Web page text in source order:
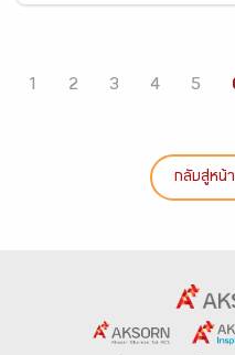
1 2 3 4 5
กลับสู่หน้